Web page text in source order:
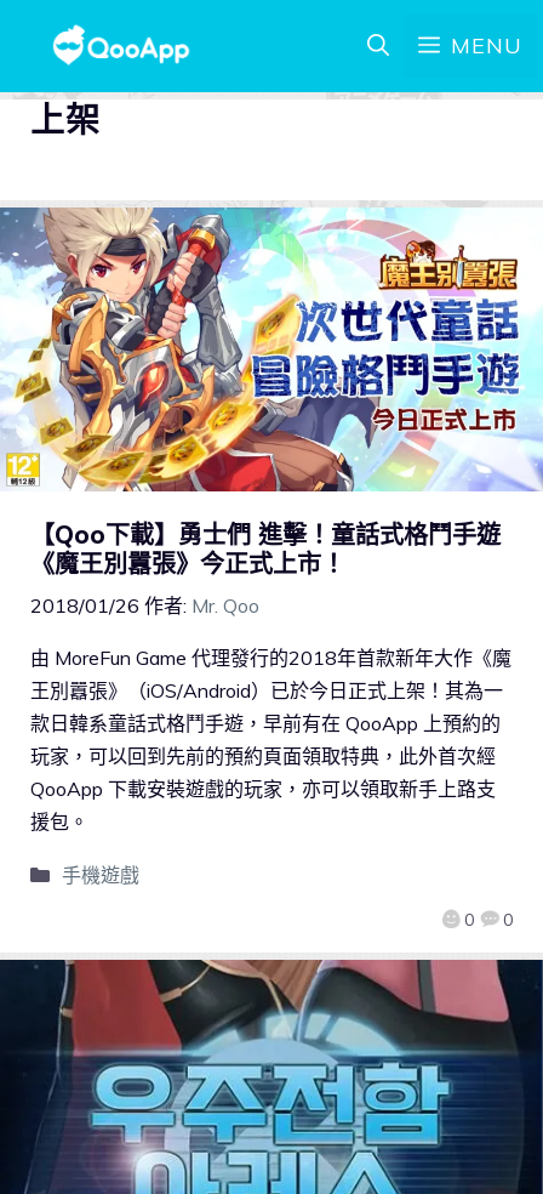
MENU
上架
【Qoo下載】勇士們 進擊！童話式格鬥手遊
《魔王別囂張》今正式上市！
2018/01/26 作者: Mr. Qoo
0 0
由 MoreFun Game 代理發行的2018年首款新年大作《魔
王別囂張》（iOS/Android）已於今日正式上架！其為一
款日韓系童話式格鬥手遊，早前有在 QooApp 上預約的
玩家，可以回到先前的預約頁面領取特典，此外首次經
QooApp 下載安裝遊戲的玩家，亦可以領取新手上路支
援包。
手機遊戲